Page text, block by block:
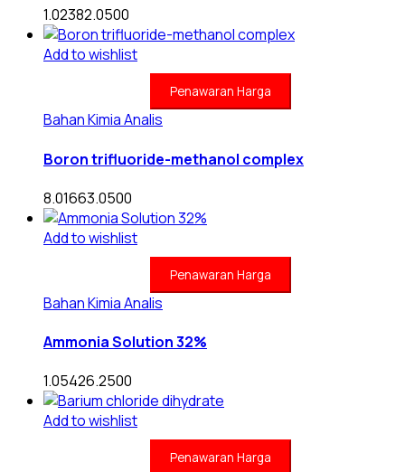
1.02382.0500
Add to wishlist
Penawaran Harga
Bahan Kimia Analis
Boron trifluoride-methanol complex
8.01663.0500
Add to wishlist
Penawaran Harga
Bahan Kimia Analis
Ammonia Solution 32%
1.05426.2500
Add to wishlist
Penawaran Harga